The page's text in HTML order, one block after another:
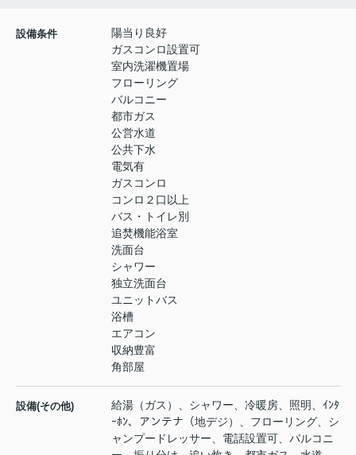
設備条件
陽当り良好
ガスコンロ設置可
室内洗濯機置場
フローリング
バルコニー
都市ガス
公営水道
公共下水
電気有
ガスコンロ
コンロ２口以上
バス・トイレ別
追焚機能浴室
洗面台
シャワー
独立洗面台
ユニットバス
浴槽
エアコン
収納豊富
角部屋
設備(その他)
給湯（ガス）、シャワー、冷暖房、照明、ｲﾝﾀ
ｰﾎﾝ、アンテナ（地デジ）、フローリング、シ
ャンプードレッサー、電話設置可、バルコニ